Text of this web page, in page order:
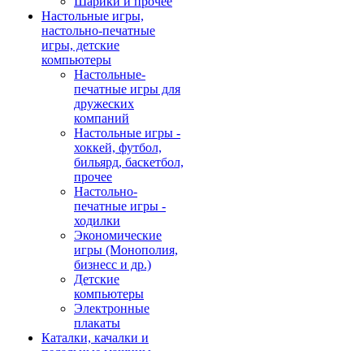
Настольные игры,
настольно-печатные
игры, детские
компьютеры
Настольные-
печатные игры для
дружеских
компаний
Настольные игры -
хоккей, футбол,
бильярд, баскетбол,
прочее
Настольно-
печатные игры -
ходилки
Экономические
игры (Монополия,
бизнесс и др.)
Детские
компьютеры
Электронные
плакаты
Каталки, качалки и